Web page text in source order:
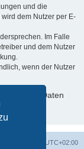
und die
dem Nutzer per E-
Im Falle
und dem Nutzer
wenn der Nutzer
Daten
UTC+02:00